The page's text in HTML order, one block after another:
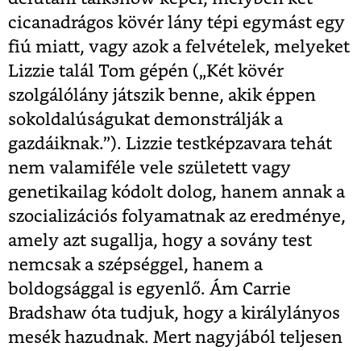
cicanadrágos kövér lány tépi egymást egy
fiú miatt, vagy azok a felvételek, melyeket
Lizzie talál Tom gépén („Két kövér
szolgálólány játszik benne, akik éppen
sokoldalúságukat demonstrálják a
gazdáiknak.”). Lizzie testképzavara tehát
nem valamiféle vele született vagy
genetikailag kódolt dolog, hanem annak a
szocializációs folyamatnak az eredménye,
amely azt sugallja, hogy a sovány test
nemcsak a szépséggel, hanem a
boldogsággal is egyenlő. Ám Carrie
Bradshaw óta tudjuk, hogy a királylányos
mesék hazudnak. Mert nagyjából teljesen